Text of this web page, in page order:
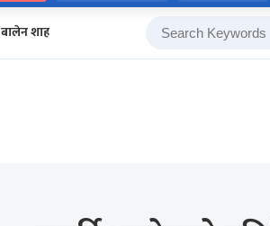
बालेन शाह